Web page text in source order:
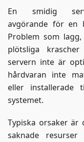
En smidig
avgörande för en
Problem som
plötsliga
servern inte är
hårdvaran inte
eller installerade
systemet.
Typiska orsaker är
saknade